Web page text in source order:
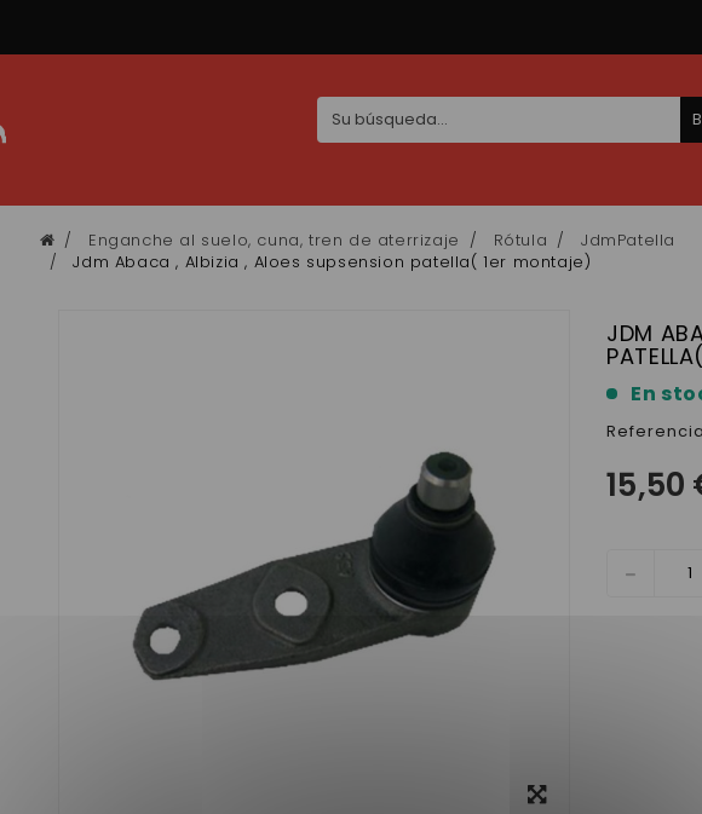
Enganche al suelo, cuna, tren de aterrizaje Rótula
JdmPatella
Jdm Abaca , Albizia , Aloes supsension patella( 1er montaje)
JDM
En
Referencia
15,50